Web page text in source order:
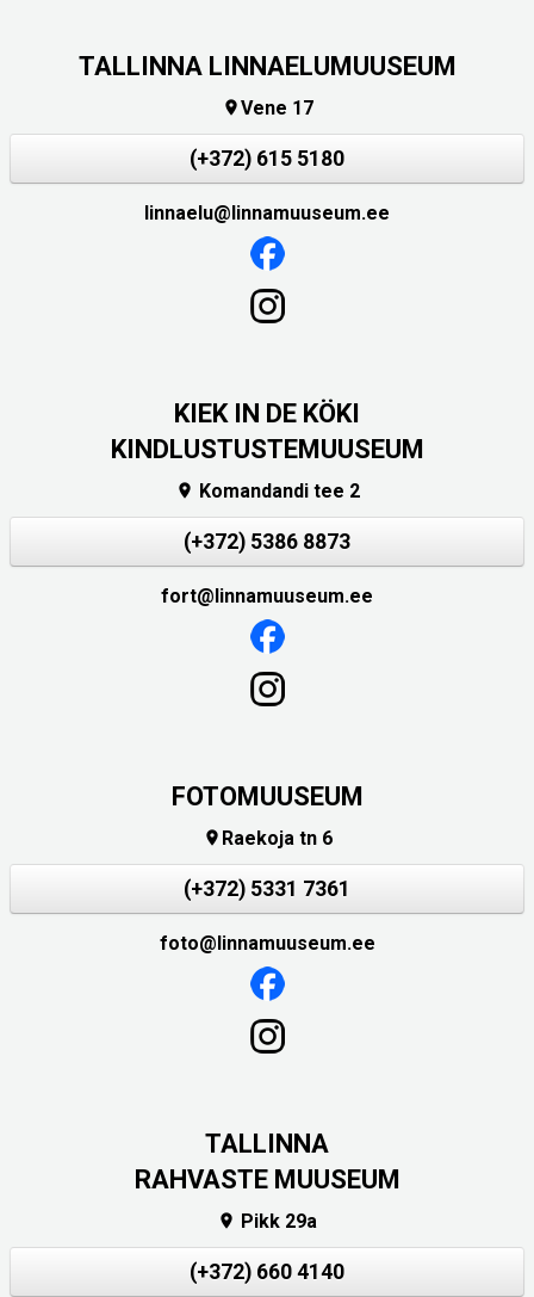
TALLINNA LINNAELUMUUSEUM
Vene 17
(+372) 615 5180
linnaelu@linnamuuseum.ee
KIEK IN DE KÖKI
KINDLUSTUSTEMUUSEUM
 Komandandi tee 2
(+372) 5386 8873
fort@linnamuuseum.ee
FOTOMUUSEUM
 Raekoja tn 6
(+372) 5331 7361
foto@linnamuuseum.ee
TALLINNA
RAHVASTE MUUSEUM
 Pikk 29a
(+372) 660 4140